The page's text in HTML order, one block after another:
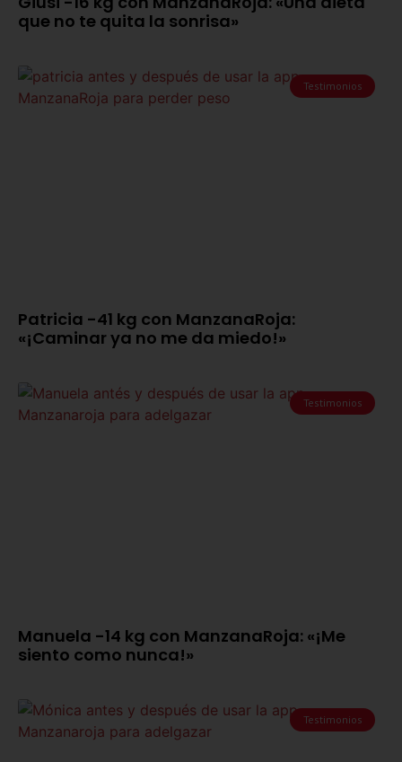
que no te quita la sonrisa»
Testimonios
Patricia -41 kg con ManzanaRoja:
«¡Caminar ya no me da miedo!»
Testimonios
Manuela -14 kg con ManzanaRoja: «¡Me
siento como nunca!»
Testimonios